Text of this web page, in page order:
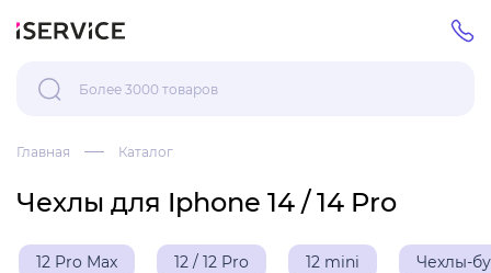
Главная Каталог
Чехлы для Iphone 14 / 14 Pro
12 Pro Max 12 / 12 Pro 12 mini Чехлы-